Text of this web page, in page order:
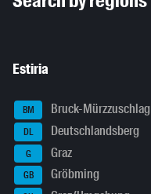
Estiria
BM Bruck-Mürzzuschlag
DL Deutschlandsberg
G Graz
GB Gröbming